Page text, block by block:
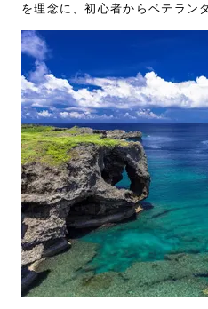
を理念に、初心者からベテラン